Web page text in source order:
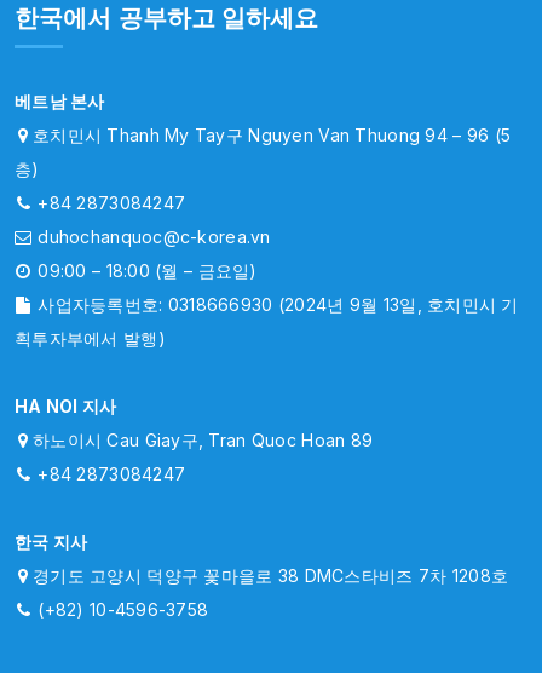
한국에서 공부하고 일하세요
베트남 본사
호치민시 Thanh My Tay구 Nguyen Van Thuong 94 – 96 (5
층)
+84 2873084247
duhochanquoc@c-korea.vn
09:00 – 18:00 (월 – 금요일)
사업자등록번호: 0318666930 (2024년 9월 13일, 호치민시 기
획투자부에서 발행)
HA NOI 지사
하노이시 Cau Giay구, Tran Quoc Hoan 89
+84 2873084247
한국 지사
경기도 고양시 덕양구 꽃마을로 38 DMC스타비즈 7차 1208호
(+82) 10-4596-3758